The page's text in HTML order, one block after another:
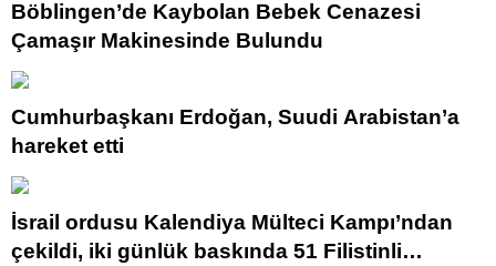
Böblingen’de Kaybolan Bebek Cenazesi
Çamaşır Makinesinde Bulundu
Cumhurbaşkanı Erdoğan, Suudi Arabistan’a
hareket etti
İsrail ordusu Kalendiya Mülteci Kampı’ndan
çekildi, iki günlük baskında 51 Filistinli